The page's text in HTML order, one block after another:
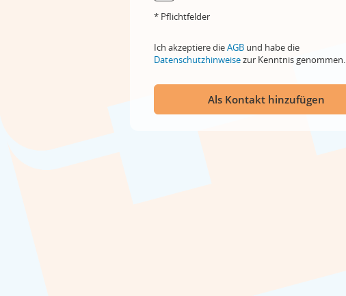
* Pflichtfelder
Ich akzeptiere dieAGB und habe die
Datenschutzhinweisezur Kenntnis genommen.
Als Kontakt hinzufügen